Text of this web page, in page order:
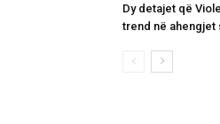
Dy detajet që
trend në ahengjet